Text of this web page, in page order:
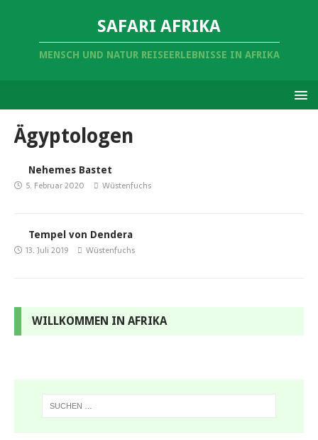
SAFARI AFRIKA
MENSCH UND NATUR REISEERLEBNISSE IN AFRIKA
Ägyptologen
Nehemes Bastet
5. Februar 2020 Wüstenfuchs
Tempel von Dendera
13. Juli 2019 Wüstenfuchs
WILLKOMMEN IN AFRIKA